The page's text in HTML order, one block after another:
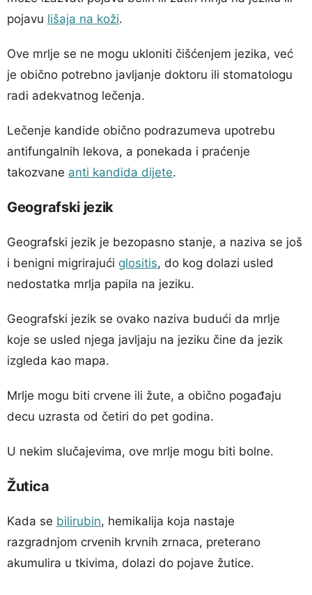
pojavu lišaja na koži.
Ove mrlje se ne mogu ukloniti čišćenjem jezika, već
je obično potrebno javljanje doktoru ili stomatologu
radi adekvatnog lečenja.
Lečenje kandide obično podrazumeva upotrebu
antifungalnih lekova, a ponekada i praćenje
takozvane anti kandida dijete.
Geografski jezik
Geografski jezik je bezopasno stanje, a naziva se još
i benigni migrirajući glositis, do kog dolazi usled
nedostatka mrlja papila na jeziku.
Geografski jezik se ovako naziva budući da mrlje
koje se usled njega javljaju na jeziku čine da jezik
izgleda kao mapa.
Mrlje mogu biti crvene ili žute, a obično pogađaju
decu uzrasta od četiri do pet godina.
U nekim slučajevima, ove mrlje mogu biti bolne.
Žutica
Kada se bilirubin, hemikalija koja nastaje
razgradnjom crvenih krvnih zrnaca, preterano
akumulira u tkivima, dolazi do pojave žutice.